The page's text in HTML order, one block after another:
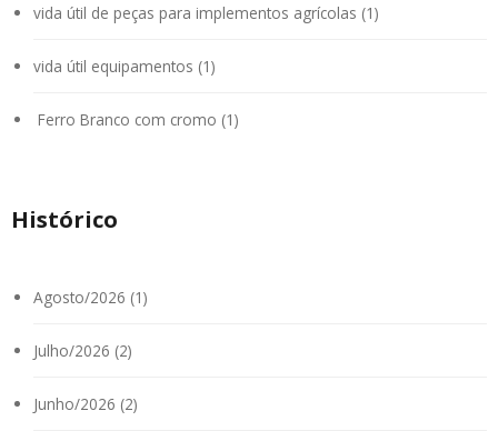
vida útil de peças para implementos agrícolas (1)
vida útil equipamentos (1)
Ferro Branco com cromo (1)
Histórico
Agosto/2026 (1)
Julho/2026 (2)
Junho/2026 (2)